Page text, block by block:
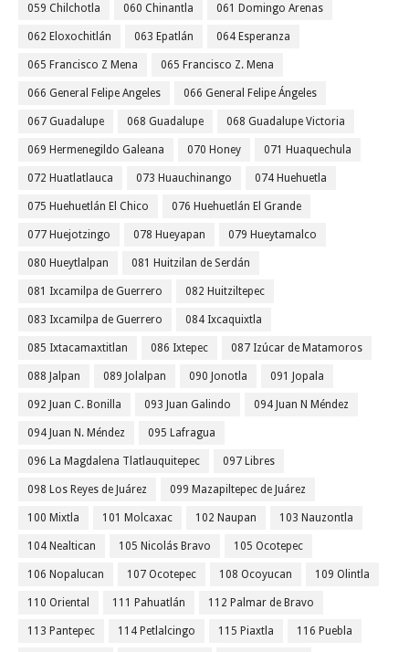
059 Chilchotla 060 Chinantla 061 Domingo Arenas
062 Eloxochitlán 063 Epatlán 064 Esperanza
065 Francisco Z Mena 065 Francisco Z. Mena
066 General Felipe Angeles 066 General Felipe Ángeles
067 Guadalupe 068 Guadalupe 068 Guadalupe Victoria
069 Hermenegildo Galeana 070 Honey 071 Huaquechula
072 Huatlatlauca 073 Huauchinango 074 Huehuetla
075 Huehuetlán El Chico 076 Huehuetlán El Grande
077 Huejotzingo 078 Hueyapan 079 Hueytamalco
080 Hueytlalpan 081 Huitzilan de Serdán
081 Ixcamilpa de Guerrero 082 Huitziltepec
083 Ixcamilpa de Guerrero 084 Ixcaquixtla
085 Ixtacamaxtitlan 086 Ixtepec 087 Izúcar de Matamoros
088 Jalpan 089 Jolalpan 090 Jonotla 091 Jopala
092 Juan C. Bonilla 093 Juan Galindo 094 Juan N Méndez
094 Juan N. Méndez 095 Lafragua
096 La Magdalena Tlatlauquitepec 097 Libres
098 Los Reyes de Juárez 099 Mazapiltepec de Juárez
100 Mixtla 101 Molcaxac 102 Naupan 103 Nauzontla
104 Nealtican 105 Nicolás Bravo 105 Ocotepec
106 Nopalucan 107 Ocotepec 108 Ocoyucan 109 Olintla
110 Oriental 111 Pahuatlán 112 Palmar de Bravo
113 Pantepec 114 Petlalcingo 115 Piaxtla 116 Puebla